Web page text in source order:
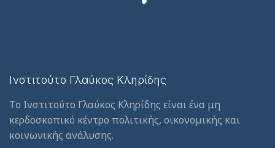
Ινστιτούτο Γλαύκος Κληρίδης
Το Ινστιτούτο Γλαύκος Κληρίδης είναι ένα μη
κερδοσκοπικό κέντρο πολιτικής, οικονομικής και
κοινωνικής ανάλυσης.